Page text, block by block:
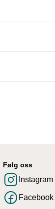
Følg oss
Instagram
Facebook